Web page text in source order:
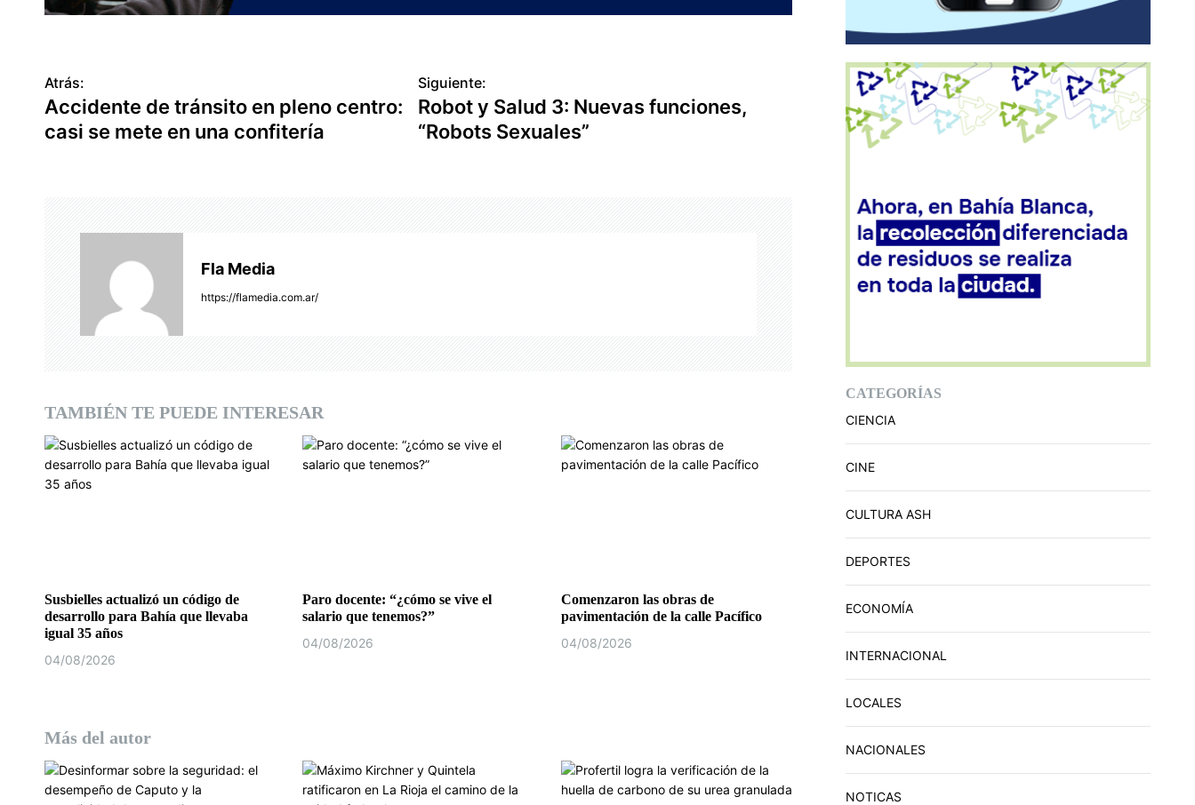
N
a
d
e
e
r
a
d
s
Atrás:
Accidente de tránsito en pleno centro:
casi se mete en una confitería
Siguiente:
Robot y Salud 3: Nuevas funciones,
“Robots Sexuales”
Fla Media
https://flamedia.com.ar/
TAMBIÉN TE PUEDE INTERESAR
Susbielles actualizó un código de
desarrollo para Bahía que llevaba
igual 35 años
04/08/2026
Paro docente: “¿cómo se vive el
salario que tenemos?”
04/08/2026
Comenzaron las obras de
pavimentación de la calle Pacífico
04/08/2026
Más del autor
CATEGORÍAS
CIENCIA
CINE
CULTURA ASH
DEPORTES
ECONOMÍA
INTERNACIONAL
LOCALES
NACIONALES
NOTICAS